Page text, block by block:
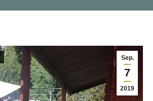
Sep.
7
2019